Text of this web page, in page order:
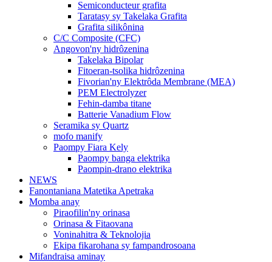
Semiconducteur grafita
Taratasy sy Takelaka Grafita
Grafita silikônina
C/C Composite (CFC)
Angovon'ny hidrôzenina
Takelaka Bipolar
Fitoeran-tsolika hidrôzenina
Fivorian'ny Elektrôda Membrane (MEA)
PEM Electrolyzer
Fehin-damba titane
Batterie Vanadium Flow
Seramika sy Quartz
mofo manify
Paompy Fiara Kely
Paompy banga elektrika
Paompin-drano elektrika
NEWS
Fanontaniana Matetika Apetraka
Momba anay
Piraofilin'ny orinasa
Orinasa & Fitaovana
Voninahitra & Teknolojia
Ekipa fikarohana sy fampandrosoana
Mifandraisa aminay